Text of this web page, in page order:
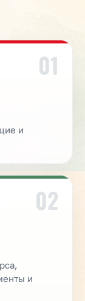
01
и
02
и